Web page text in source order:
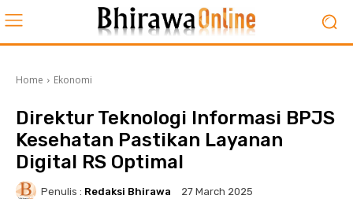
Home Ekonomi
Direktur Teknologi Informasi BPJS
Kesehatan Pastikan Layanan
Digital RS Optimal
Penulis : Redaksi Bhirawa 27 March 2025